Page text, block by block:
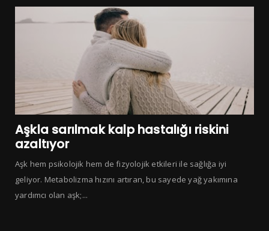
Aşkla sarılmak kalp hastalığı riskini
azaltıyor
Aşk hem psikolojik hem de fizyolojik etkileri ile sağlığa iyi
geliyor. Metabolizma hızını artıran, bu sayede yağ yakımına
yardımcı olan aşk;...